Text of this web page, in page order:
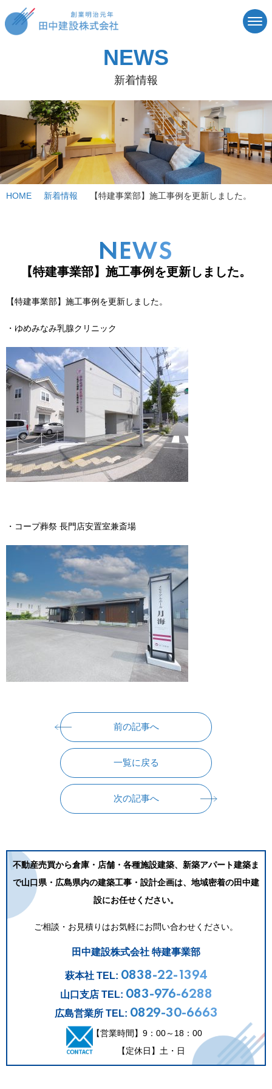
NEWS
新着情報
HOME 新着情報 【特建事業部】施工事例を更新しました。
NEWS
【特建事業部】施工事例を更新しました。
【特建事業部】施工事例を更新しました。
・ゆめみなみ乳腺クリニック
・コープ葬祭 長門店安置室兼斎場
前の記事へ
一覧に戻る
次の記事へ
不動産売買から倉庫・店舗・各種施設建築、新築アパート建築ま
で山口県・広島県内の建築工事・設計企画は、地域密着の田中建
設にお任せください。
ご相談・お見積りはお気軽にお問い合わせください。
田中建設株式会社 特建事業部
萩本社 TEL: 0838-22-1394
山口支店 TEL: 083-976-6288
広島営業所 TEL: 0829-30-6663
【営業時間】9：00～18：00
【定休日】土・日